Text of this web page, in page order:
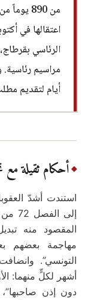
من 890
الرئاسي
مراسيم رئاسية.
أيام لتقديم
أحكام ثقيلة
استندت أشدّ
إلى
المقصود منه
مهاجمة بعضهم
التونسي”.
أشهر لكلٍّ منهما:
دون إذن صاحبها”،